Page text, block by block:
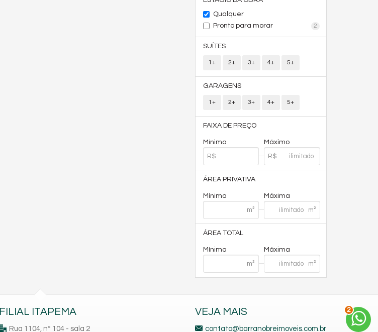
Qualquer
Pronto para morar
2
SUÍTES
1+ 2+ 3+ 4+ 5+
GARAGENS
1+ 2+ 3+ 4+ 5+
FAIXA DE PREÇO
Mínimo Máximo
ÁREA PRIVATIVA
Mínima Máxima
ÁREA TOTAL
Mínima Máxima
FILIAL ITAPEMA
Rua 1104, nº 104 - sala 2
VEJA MAIS
contato@barranobreimoveis.com.br